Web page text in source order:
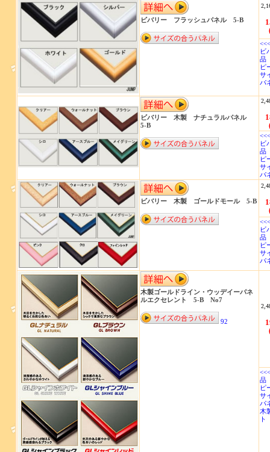
ビバリー フラッシュパネル 5-B
ビ
品
ピ
サ
パ
ビバリー 木製 ナチュラルパネル
5-B
ビ
品
ピ
サ
パ
ビバリー 木製 ゴールドモール 5-B
ビ
品
ピ
サ
パ
木製ゴールドライン・ウッデイーパネ
ルエクセレント 5-B No7
92
品
ピ
サ
パ
木